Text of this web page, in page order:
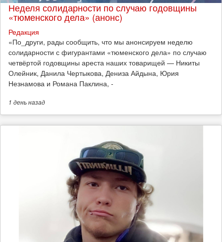
Неделя солидарности по случаю годовщины
«тюменского дела» (анонс)
Редакция
​«По_други, рады сообщить, что мы анонсируем неделю
солидарности с фигурантами «тюменского дела» по случаю
четвёртой годовщины ареста наших товарищей — Никиты
Олейник, Данила Чертыкова, Дениза Айдына, Юрия
Незнамова и Романа Паклина, -
1 деньназад